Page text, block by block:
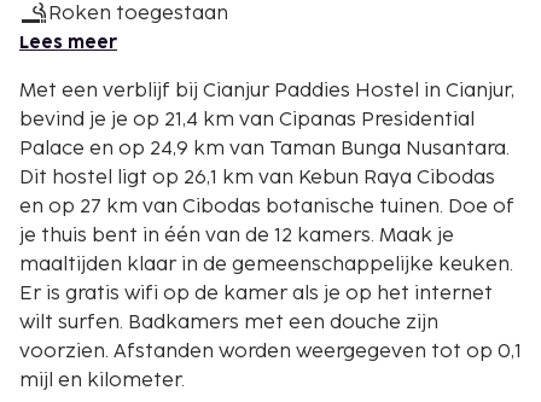
Roken toegestaan
Lees meer
Met een verblijf bij Cianjur Paddies Hostel in Cianjur,
bevind je je op 21,4 km van Cipanas Presidential
Palace en op 24,9 km van Taman Bunga Nusantara.
Dit hostel ligt op 26,1 km van Kebun Raya Cibodas
en op 27 km van Cibodas botanische tuinen. Doe of
je thuis bent in één van de 12 kamers. Maak je
maaltijden klaar in de gemeenschappelijke keuken.
Er is gratis wifi op de kamer als je op het internet
wilt surfen. Badkamers met een douche zijn
voorzien. Afstanden worden weergegeven tot op 0,1
mijl en kilometer.